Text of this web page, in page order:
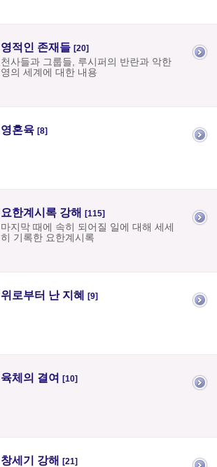
영적인 존재들 [20]
천사들과 그룹들, 루시퍼의 반란과 악한
영의 세계에 대한 내용
영혼육 [8]
요한계시록 강해 [115]
마지막 때에 속히 되어질 일에 대해 세세
히 기록한 요한계시록
위로부터 난 지혜 [9]
육체의 결여 [10]
창세기 강해 [21]